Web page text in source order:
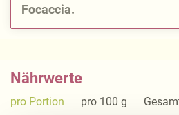
Focaccia.
Nährwerte
pro Portion pro 100 g